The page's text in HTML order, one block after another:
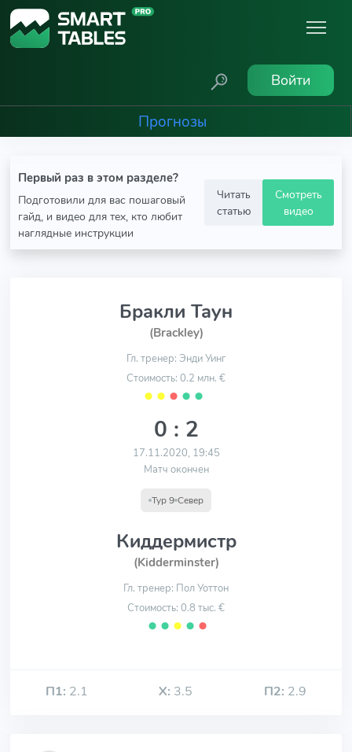
Войти
Прогнозы
Первый раз в этом разделе?
Подготовили для вас пошаговый
гайд, и видео для тех, кто любит
наглядные инструкции
Читать
статью
Смотреть
видео
Бракли Таун
(Brackley)
Гл. тренер: Энди Уинг
Стоимость: 0.2 млн. €
⬤ ⬤ ⬤ ⬤ ⬤
0 : 2
17.11.2020, 19:45
Матч окончен
Тур 9 Север
Киддермистр
(Kidderminster)
Гл. тренер: Пол Уоттон
Стоимость: 0.8 тыс. €
⬤ ⬤ ⬤ ⬤ ⬤
П1: 2.1 Х: 3.5 П2: 2.9